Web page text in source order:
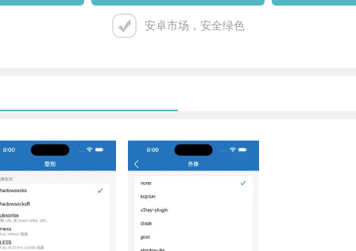
安卓市场，安全绿色